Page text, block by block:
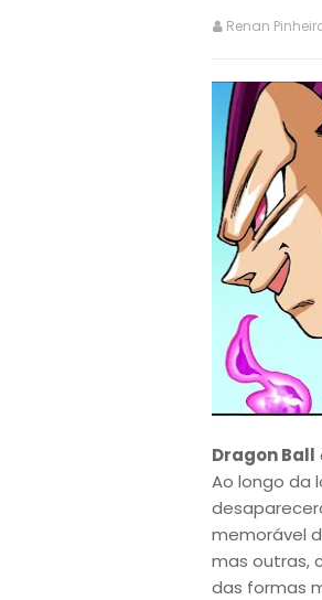
Renan
Dragon Ball
Ao longo da
memorável
mas outras,
das formas